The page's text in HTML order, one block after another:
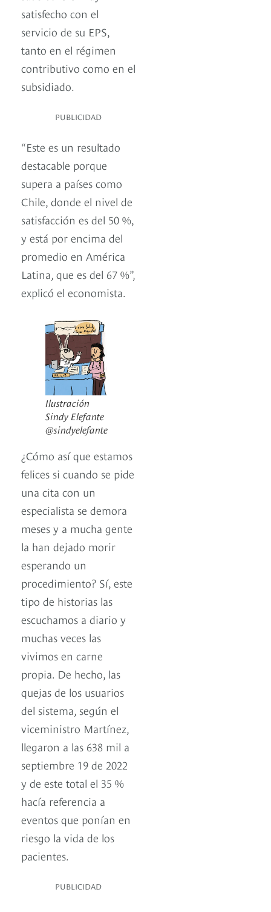
satisfecho con el
servicio de su EPS,
tanto en el régimen
contributivo como en el
subsidiado.
PUBLICIDAD
“Este es un resultado
destacable porque
supera a países como
Chile, donde el nivel de
satisfacción es del 50 %,
y está por encima del
promedio en América
Latina, que es del 67 %”,
explicó el economista.
Ilustración
Sindy Elefante
@sindyelefante
¿Cómo así que estamos
felices si cuando se pide
una cita con un
especialista se demora
meses y a mucha gente
la han dejado morir
esperando un
procedimiento? Sí, este
tipo de historias las
escuchamos a diario y
muchas veces las
vivimos en carne
propia. De hecho, las
quejas de los usuarios
del sistema, según el
viceministro Martínez,
llegaron a las 638 mil a
septiembre 19 de 2022
y de este total el 35 %
hacía referencia a
eventos que ponían en
riesgo la vida de los
pacientes.
PUBLICIDAD